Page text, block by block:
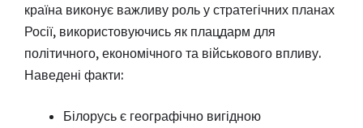
країна виконує важливу роль у стратегічних планах
Росії, використовуючись як плацдарм для
політичного, економічного та військового впливу.
Наведені факти:
Білорусь є географічно вигідною